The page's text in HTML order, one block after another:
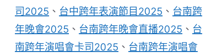
司2025 、 台中跨年表演節目2025 、 台南跨
年晚會2025 、 台南跨年晚會直播2025 、 台
南跨年演唱會卡司2025 、 台南跨年演唱會